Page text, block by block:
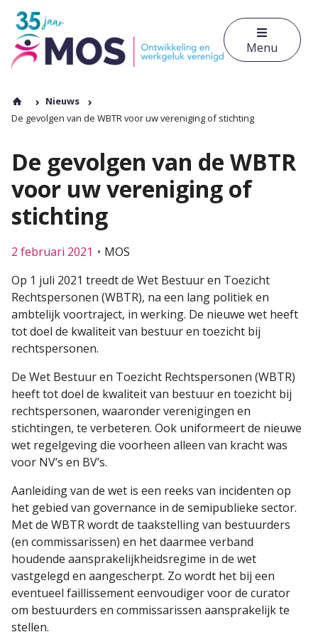
Menu
Nieuws
De gevolgen van de WBTR voor uw vereniging of stichting
De gevolgen van de WBTR
voor uw vereniging of
stichting
2 februari 2021
MOS
Op 1 juli 2021 treedt de Wet Bestuur en Toezicht
Rechtspersonen (WBTR), na een lang politiek en
ambtelijk voortraject, in werking. De nieuwe wet heeft
tot doel de kwaliteit van bestuur en toezicht bij
rechtspersonen.
De Wet Bestuur en Toezicht Rechtspersonen (WBTR)
heeft tot doel de kwaliteit van bestuur en toezicht bij
rechtspersonen, waaronder verenigingen en
stichtingen, te verbeteren. Ook uniformeert de nieuwe
wet regelgeving die voorheen alleen van kracht was
voor NV’s en BV’s.
Aanleiding van de wet is een reeks van incidenten op
het gebied van governance in de semipublieke sector.
Met de WBTR wordt de taakstelling van bestuurders
(en commissarissen) en het daarmee verband
houdende aansprakelijkheidsregime in de wet
vastgelegd en aangescherpt. Zo wordt het bij een
eventueel faillissement eenvoudiger voor de curator
om bestuurders en commissarissen aansprakelijk te
stellen.